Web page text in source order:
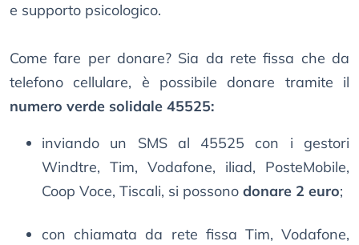
e supporto psicologico.
Come fare per donare? Sia da rete fissa che da
telefono cellulare, è possibile donare tramite il
numero verde solidale 45525:
inviando un SMS al 45525 con i gestori
Windtre, Tim, Vodafone, iliad, PosteMobile,
Coop Voce, Tiscali, si possono donare 2 euro;
con chiamata da rete fissa Tim, Vodafone,